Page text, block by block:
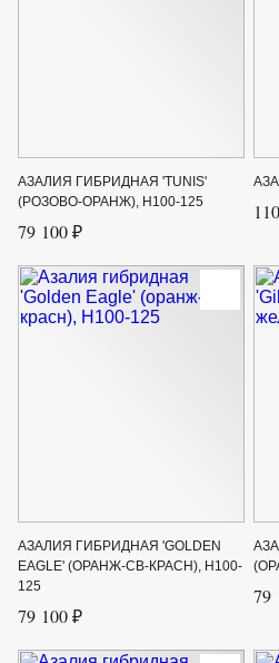
АЗАЛИЯ ГИБРИДНАЯ 'TUNIS'
(РОЗОВО-ОРАНЖ), H100-125
79 100 ₽
АЗАЛИЯ ГИБРИДНАЯ 'GOLDEN
EAGLE' (ОРАНЖ-СВ-КРАСН), H100-
125
79 100 ₽
79